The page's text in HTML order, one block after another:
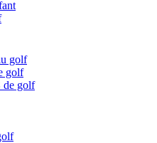
golf
golf
de golf